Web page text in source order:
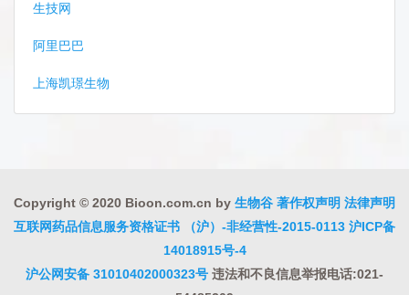
生技网
阿里巴巴
上海凯璟生物
Copyright © 2020 Bioon.com.cn by 生物谷 著作权声明 法律声明
互联网药品信息服务资格证书 （沪）-非经营性-2015-0113 沪ICP备
14018915号-4
沪公网安备 31010402000323号 违法和不良信息举报电话:021-